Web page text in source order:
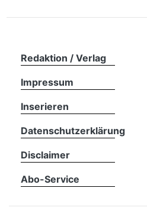
Paper
App
Redaktion / Verlag
Impressum
Inserieren
Datenschutzerklärung
Disclaimer
Abo-Service